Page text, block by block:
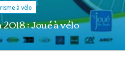
à vélo
: Joué à vélo